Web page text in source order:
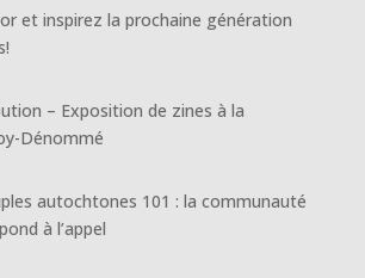
et inspirez la prochaine génération
– Exposition de zines à la
Dénommé
autochtones 101 : la communauté
à l’appel